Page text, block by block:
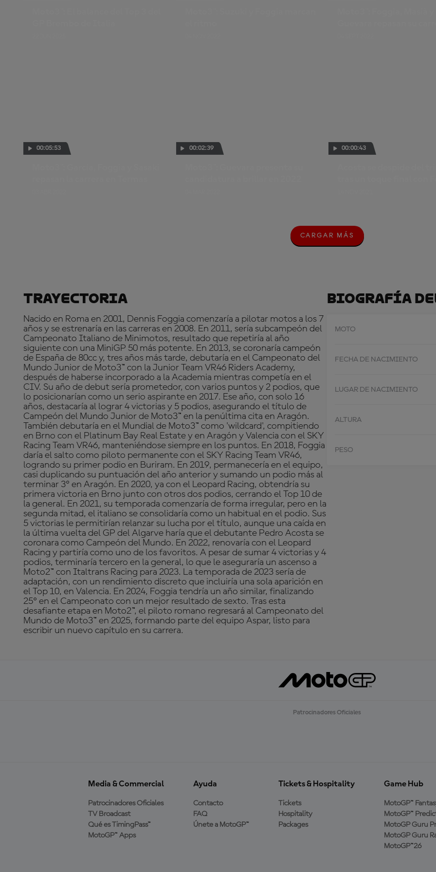
00:05:53 00:02:39 00:00:43
C
A
Á
S
CARGAR MÁS
Biografía
MOTO
FECHA DE NACIMIENTO
LUGAR DE NACIMIENTO
ALTURA
PESO
Trayectoria
Nacido en Roma en 2001, Dennis Foggia comenzaría a pilotar motos a los 7
años y se estrenaría en las carreras en 2008. En 2011, sería subcampeón del
Campeonato Italiano de Minimotos, resultado que repetiría al año
siguiente con una MiniGP 50 más potente. En 2013, se coronaría campeón
de España de 80cc y, tres años más tarde, debutaría en el Campeonato del
Mundo Junior de Moto3™ con la Junior Team VR46 Riders Academy,
después de haberse incorporado a la Academia mientras competía en el
CIV. Su año de debut sería prometedor, con varios puntos y 2 podios, que
lo posicionarían como un serio aspirante en 2017. Ese año, con solo 16
años, destacaría al lograr 4 victorias y 5 podios, asegurando el título de
Campeón del Mundo Junior de Moto3™ en la penúltima cita en Aragón.
También debutaría en el Mundial de Moto3™ como 'wildcard', compitiendo
en Brno con el Platinum Bay Real Estate y en Aragón y Valencia con el SKY
Racing Team VR46, manteniéndose siempre en los puntos. En 2018, Foggia
daría el salto como piloto permanente con el SKY Racing Team VR46,
logrando su primer podio en Buriram. En 2019, permanecería en el equipo,
casi duplicando su puntuación del año anterior y sumando un podio más al
terminar 3º en Aragón. En 2020, ya con el Leopard Racing, obtendría su
primera victoria en Brno junto con otros dos podios, cerrando el Top 10 de
la general. En 2021, su temporada comenzaría de forma irregular, pero en la
segunda mitad, el italiano se consolidaría como un habitual en el podio. Sus
5 victorias le permitirían relanzar su lucha por el título, aunque una caída en
la última vuelta del GP del Algarve haría que el debutante Pedro Acosta se
coronara como Campeón del Mundo. En 2022, renovaría con el Leopard
Racing y partiría como uno de los favoritos. A pesar de sumar 4 victorias y 4
podios, terminaría tercero en la general, lo que le aseguraría un ascenso a
Moto2™ con Italtrans Racing para 2023. La temporada de 2023 sería de
adaptación, con un rendimiento discreto que incluiría una sola aparición en
el Top 10, en Valencia. En 2024, Foggia tendría un año similar, finalizando
25º en el Campeonato con un mejor resultado de sexto. Tras esta
desafiante etapa en Moto2™, el piloto romano regresará al Campeonato del
Mundo de Moto3™ en 2025, formando parte del equipo Aspar, listo para
escribir un nuevo capítulo en su carrera.
Patrocinadores Oficiales
Media & Commercial
Patrocinadores Oficiales
TV Broadcast
Qué es TimingPass™
MotoGP™ Apps
Ayuda
Contacto
FAQ
Únete a MotoGP™
Tickets & Hospitality
Tickets
Hospitality
Packages
Game Hub
MotoGP™
MotoGP™
MotoGP Guru
MotoGP Guru
MotoGP™26